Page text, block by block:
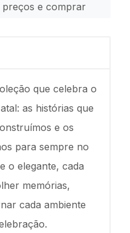
e comprar
que celebra o
as histórias que
e os
para sempre no
o elegante, cada
memórias,
cada ambiente